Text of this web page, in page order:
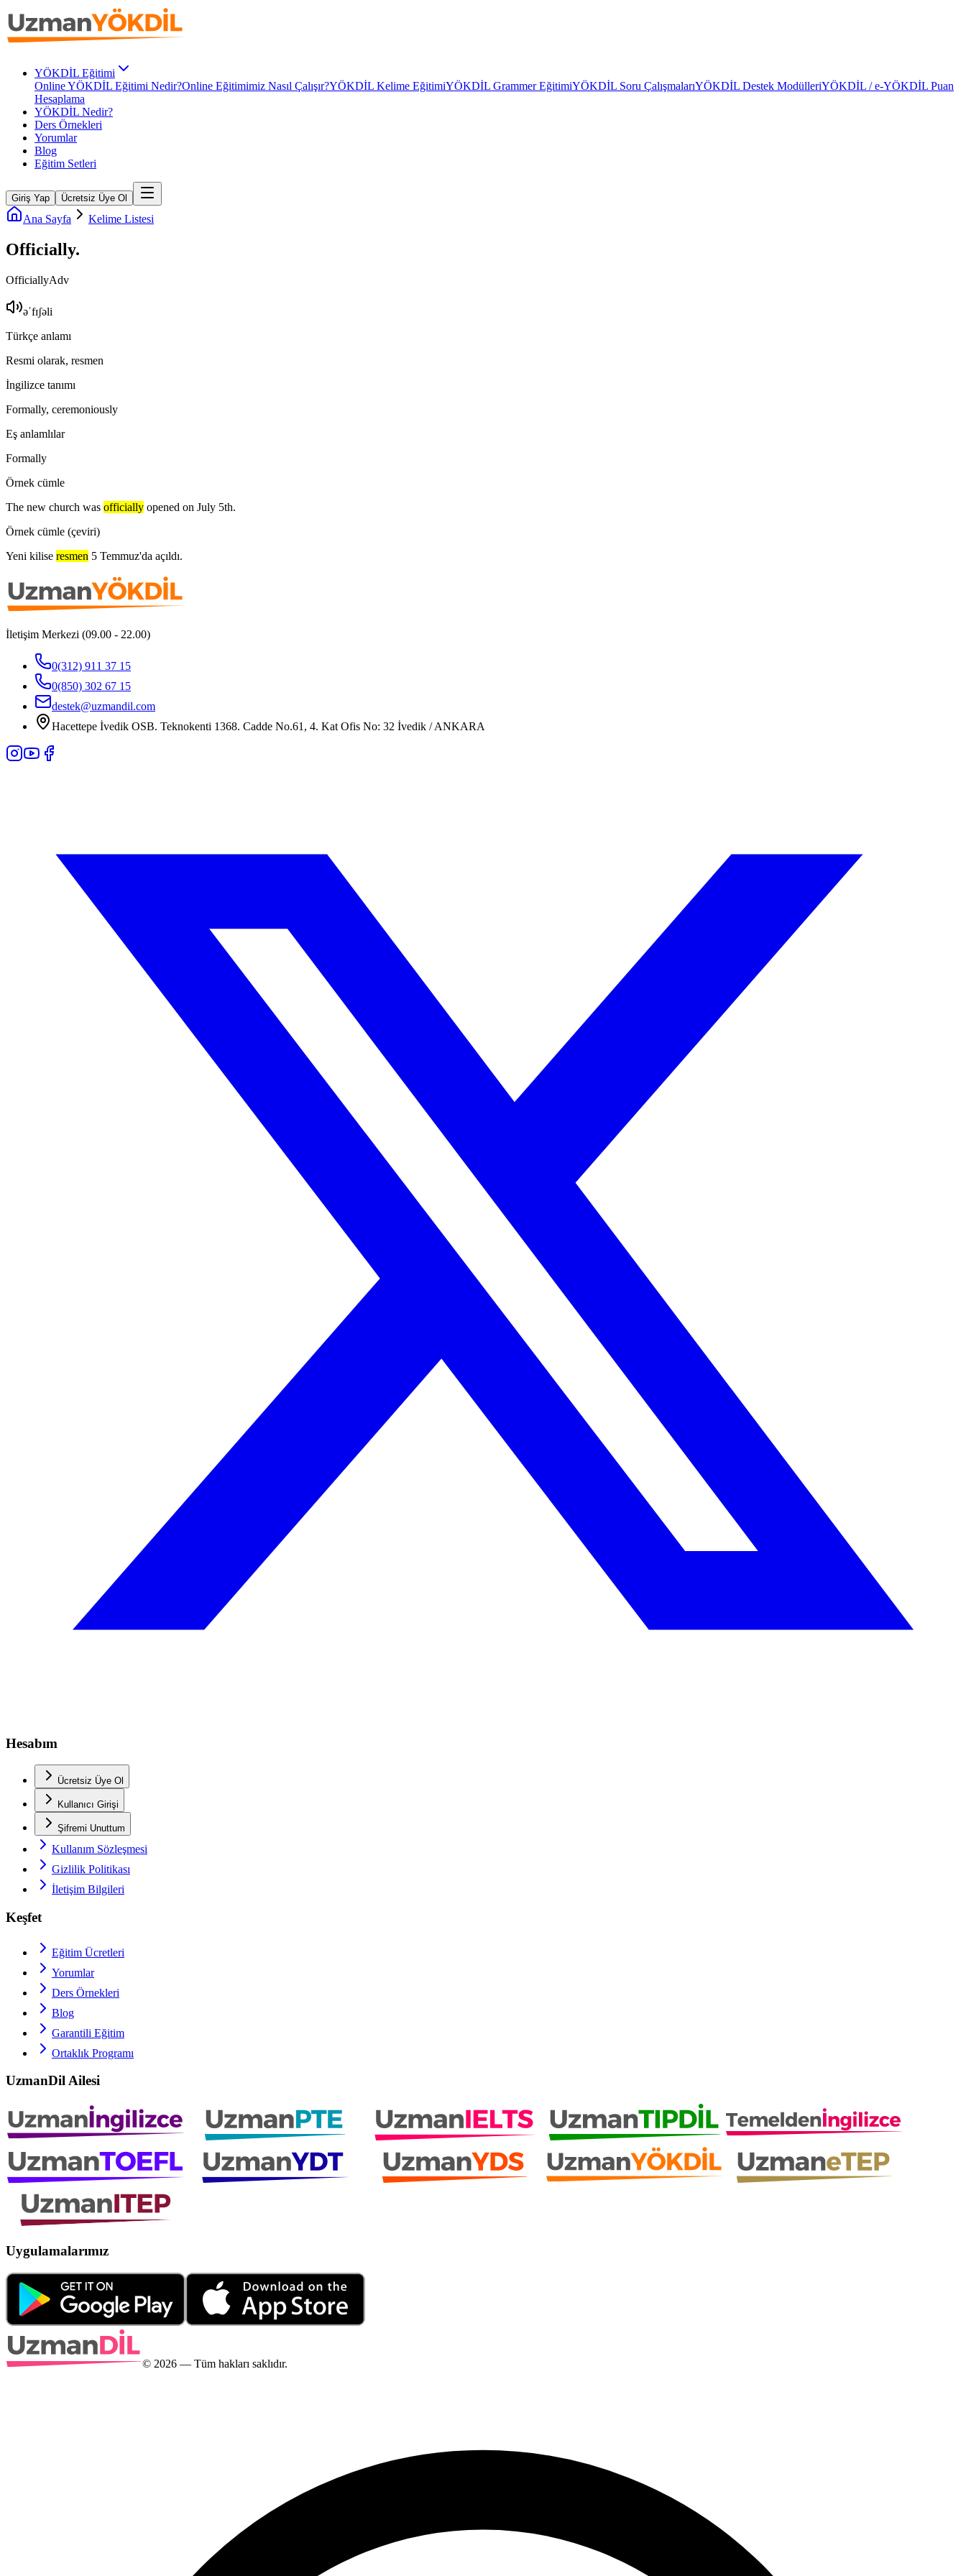
YÖKDİL Eğitimi
Online YÖKDİL Eğitimi Nedir?Online Eğitimimiz Nasıl Çalışır?YÖKDİL Kelime EğitimiYÖKDİL Grammer EğitimiYÖKDİL Soru ÇalışmalarıYÖKDİL Destek ModülleriYÖKDİL / e-YÖKDİL Puan
Hesaplama
YÖKDİL Nedir?
Ders Örnekleri
Yorumlar
Blog
Eğitim Setleri
Giriş Yap Ücretsiz Üye Ol
Ana Sayfa Kelime Listesi
Officially.
OfficiallyAdv
əˈfɪʃəli
Türkçe anlamı
Resmi olarak, resmen
İngilizce tanımı
Formally, ceremoniously
Eş anlamlılar
Formally
Örnek cümle
The new church was officially opened on July 5th.
Örnek cümle (çeviri)
Yeni kilise resmen 5 Temmuz'da açıldı.
İletişim Merkezi (09.00 - 22.00)
0(312) 911 37 15
0(850) 302 67 15
destek@uzmandil.com
Hacettepe İvedik OSB. Teknokenti 1368. Cadde No.61, 4. Kat Ofis No: 32 İvedik / ANKARA
Hesabım
Ücretsiz Üye Ol
Kullanıcı Girişi
Şifremi Unuttum
Kullanım Sözleşmesi
Gizlilik Politikası
İletişim Bilgileri
Keşfet
Eğitim Ücretleri
Yorumlar
Ders Örnekleri
Blog
Garantili Eğitim
Ortaklık Programı
UzmanDil Ailesi
Uygulamalarımız
© 2026 — Tüm hakları saklıdır.